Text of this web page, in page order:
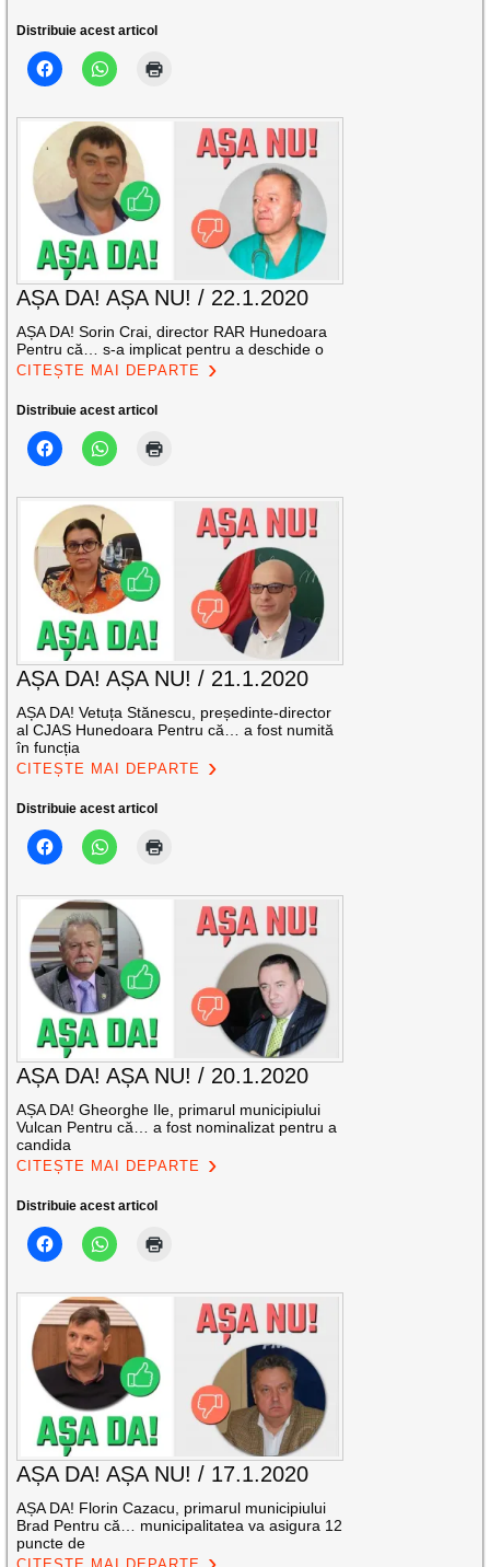
Distribuie acest articol
AȘA DA! AȘA NU! / 22.1.2020
AȘA DA! Sorin Crai, director RAR Hunedoara
Pentru că… s-a implicat pentru a deschide o
CITEȘTE MAI DEPARTE
Distribuie acest articol
AȘA DA! AȘA NU! / 21.1.2020
AȘA DA! Vetuța Stănescu, președinte-director
al CJAS Hunedoara Pentru că… a fost numită
în funcția
CITEȘTE MAI DEPARTE
Distribuie acest articol
AȘA DA! AȘA NU! / 20.1.2020
AȘA DA! Gheorghe Ile, primarul municipiului
Vulcan Pentru că… a fost nominalizat pentru a
candida
CITEȘTE MAI DEPARTE
Distribuie acest articol
AȘA DA! AȘA NU! / 17.1.2020
AȘA DA! Florin Cazacu, primarul municipiului
Brad Pentru că… municipalitatea va asigura 12
puncte de